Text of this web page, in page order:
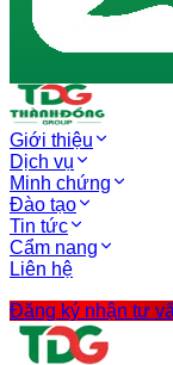
Giới thiệu
Dịch vụ
Minh chứng
Đào tạo
Tin tức
Cẩm nang
Liên hệ
Đăng ký nhận tư